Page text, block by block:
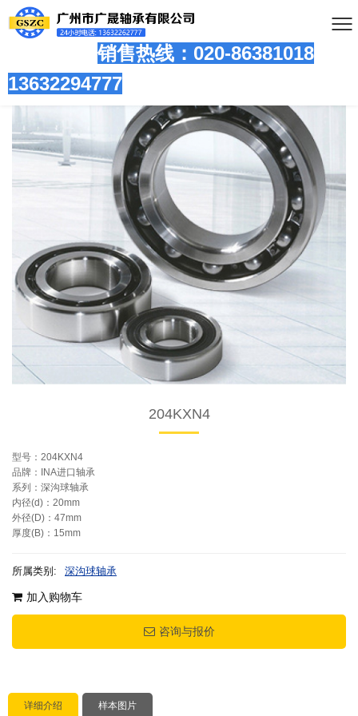
销售热线：020-86381018
13632294777
204KXN4
型号：204KXN4
品牌：INA进口轴承
系列：深沟球轴承
内径(d)：20mm
外径(D)：47mm
厚度(B)：15mm
所属类别: 深沟球轴承
加入购物车
咨询与报价
详细介绍 样本图片